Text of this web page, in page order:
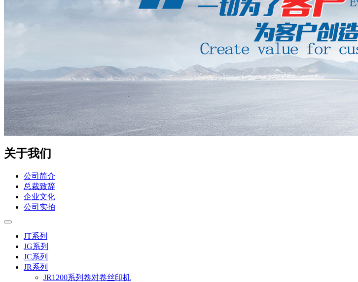
关于我们
公司简介
总裁致辞
企业文化
公司实拍
JT系列
JG系列
JC系列
JR系列
JR1200系列卷对卷丝印机